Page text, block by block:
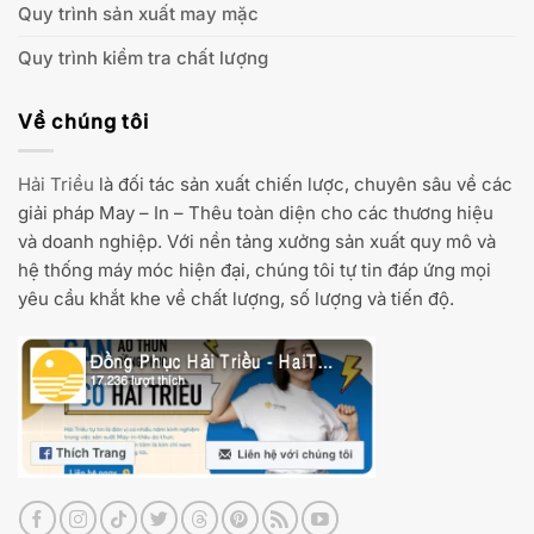
Quy trình sản xuất may mặc
Quy trình kiểm tra chất lượng
Về chúng tôi
Hải Triều là đối tác sản xuất chiến lược, chuyên sâu về các
giải pháp May – In – Thêu toàn diện cho các thương hiệu
và doanh nghiệp. Với nền tảng xưởng sản xuất quy mô và
hệ thống máy móc hiện đại, chúng tôi tự tin đáp ứng mọi
yêu cầu khắt khe về chất lượng, số lượng và tiến độ.